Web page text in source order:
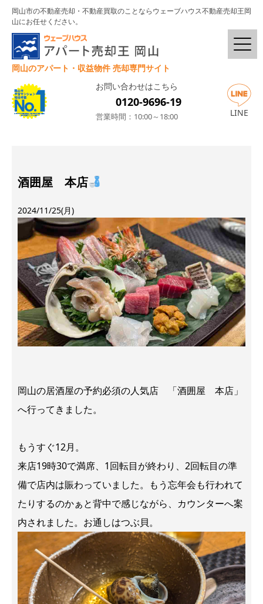
岡山市の不動産売却・不動産買取のことならウェーブハウス不動産売却王岡
山にお任せください。
岡山のアパート・収益物件 売却専門サイト
お問い合わせはこちら
0120-9696-19
営業時間：10:00～18:00 LINE
酒囲屋 本店
2024/11/25(月)
岡山の居酒屋の予約必須の人気店 「酒囲屋 本店」
へ行ってきました。
もうすぐ12月。
来店19時30で満席、1回転目が終わり、2回転目の準
備で店内は賑わっていました。もう忘年会も行われて
たりするのかぁと背中で感じながら、カウンターへ案
内されました。お通しはつぶ貝。